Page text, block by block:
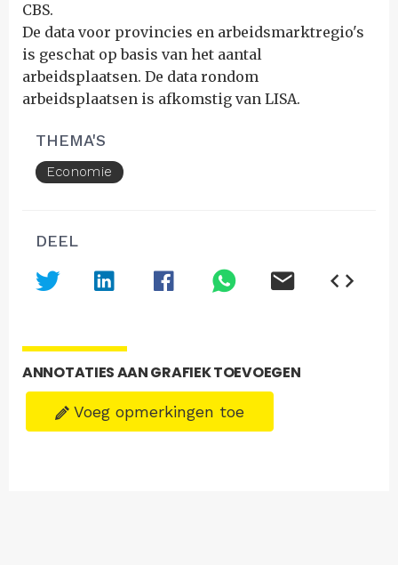
CBS.
De data voor provincies en arbeidsmarktregio's
is geschat op basis van het aantal
arbeidsplaatsen. De data rondom
arbeidsplaatsen is afkomstig van LISA.
THEMA'S
Economie
DEEL
ANNOTATIES AAN GRAFIEK TOEVOEGEN
Voeg opmerkingen toe